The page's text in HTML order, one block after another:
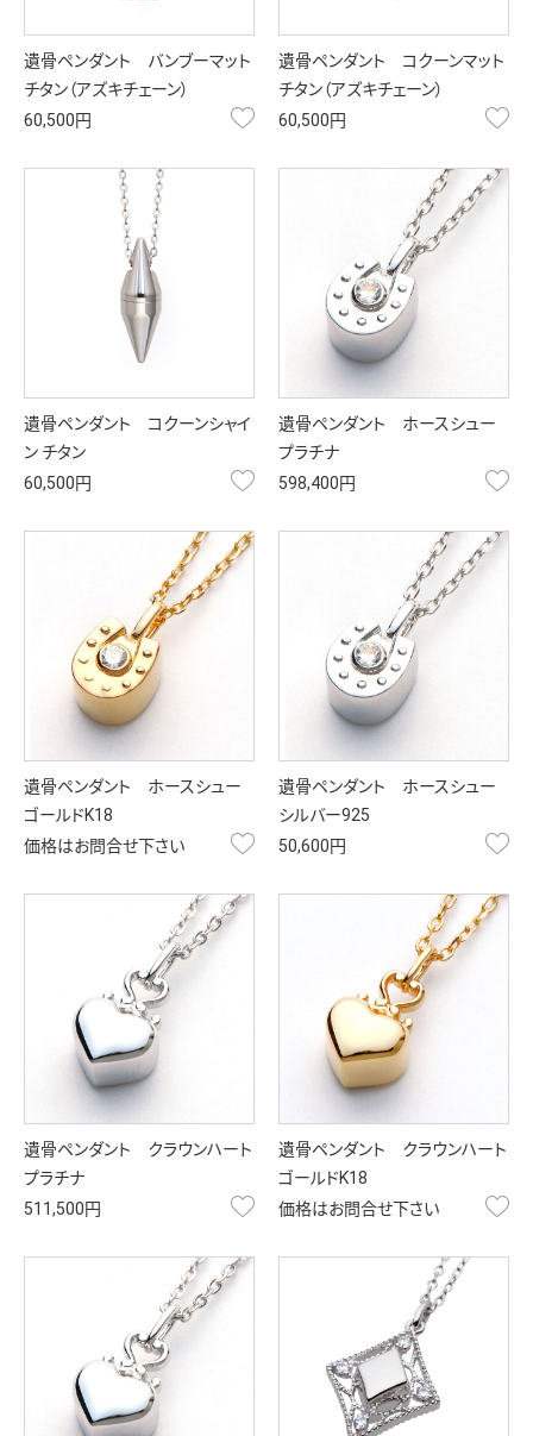
遺骨ペンダント バンブーマット
チタン（アズキチェーン）
60,500円
お気に入り
遺骨ペンダント コクーンマット
チタン（アズキチェーン）
60,500円
遺骨ペンダント コクーンシャイ
ン チタン
60,500円
お気に入り
遺骨ペンダント ホースシュー
プラチナ
598,400円
遺骨ペンダント ホースシュー
ゴールドK18
価格はお問合せ下さい
お気に入り
遺骨ペンダント ホースシュー
シルバー925
50,600円
遺骨ペンダント クラウンハート
プラチナ
511,500円
お気に入り
遺骨ペンダント クラウンハート
ゴールドK18
価格はお問合せ下さい